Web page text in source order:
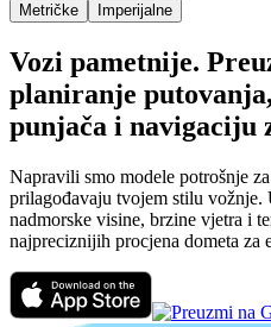
Metričke Imperijalne
Vozi pametnije.
planiranje
punjača i navigaciju
Napravili smo modele potrošnje
prilagođavaju tvojem stilu
nadmorske visine, brzine vjetra i
najpreciznijih procjena dometa za